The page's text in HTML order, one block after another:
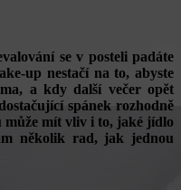
se v posteli padáte
up nestačí na to, abyste
a kdy další večer opět
spánek rozhodně
může mít vliv i to, jaké jídlo
několik rad, jak jednou